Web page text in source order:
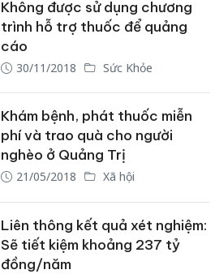
Không được sử dụng chương
trình hỗ trợ thuốc để quảng
cáo
30/11/2018 Sức Khỏe
Khám bệnh, phát thuốc miễn
phí và trao quà cho người
nghèo ở Quảng Trị
21/05/2018 Xã hội
Liên thông kết quả xét nghiệm:
Sẽ tiết kiệm khoảng 237 tỷ
đồng/năm